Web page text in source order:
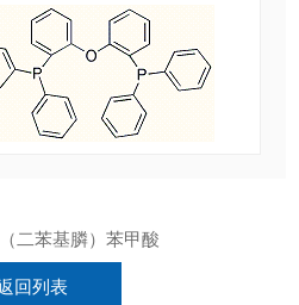
二苯基膦）苯甲酸
回列表